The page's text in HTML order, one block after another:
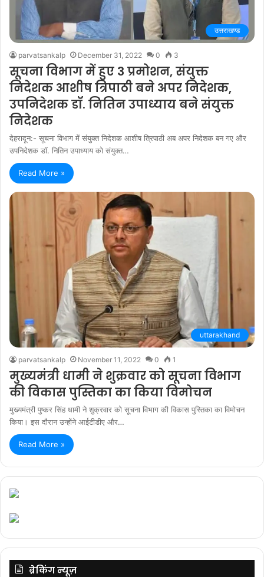
उत्तराखण्ड
parvatsankalp December 31, 2022 0 3
सूचना विभाग में हुए 3 प्रमोशन, संयुक्त
निदेशक आशीष त्रिपाठी बने अपर निदेशक,
उपनिदेशक डॉ. नितिन उपाध्याय बने संयुक्त
निदेशक
देहरादून:- सूचना विभाग में संयुक्त निदेशक आशीष त्रिपाठी अब अपर निदेशक बन गए और
उपनिदेशक डॉ. नितिन उपाध्याय को संयुक्त…
Read More »
uttarakhand
parvatsankalp November 11, 2022 0 1
मुख्यमंत्री धामी ने शुक्रवार को सूचना विभाग
की विकास पुस्तिका का किया विमोचन
मुख्यमंत्री पुष्कर सिंह धामी ने शुक्रवार को सूचना विभाग की विकास पुस्तिका का विमोचन
किया। इस दौरान उन्होंने आईटीडीए और…
Read More »
ब्रेकिंग न्यूज़